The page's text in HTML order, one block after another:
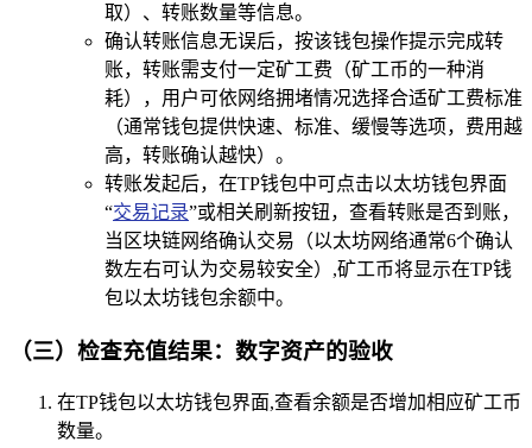
取）、转账数量等信息。
确认转账信息无误后，按该钱包操作提示完成转
账，转账需支付一定矿工费（矿工币的一种消
耗），用户可依网络拥堵情况选择合适矿工费标准
（通常钱包提供快速、标准、缓慢等选项，费用越
高，转账确认越快）。
转账发起后，在TP钱包中可点击以太坊钱包界面
“交易记录”或相关刷新按钮，查看转账是否到账，
当区块链网络确认交易（以太坊网络通常6个确认
数左右可认为交易较安全）,矿工币将显示在TP钱
包以太坊钱包余额中。
（三）检查充值结果：数字资产的验收
在TP钱包以太坊钱包界面,查看余额是否增加相应矿工币
数量。